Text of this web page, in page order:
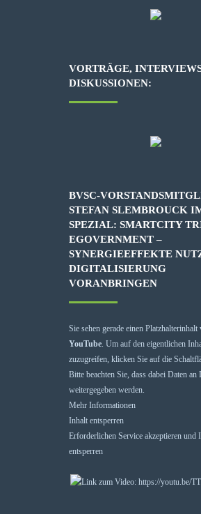
VORTRÄGE,
DISKUSSIONEN:
BVSC-
STEFAN SLEMBROUCK
SPEZIAL: SMARTCITY
EGOVERNMENT –
SYNERGIEEFFEKTE
DIGITALISIERUNG
VORANBRINGEN
Sie sehen gerade einen Platzhalterinhalt
YouTube. Um auf den eigentlichen
zuzugreifen, klicken Sie auf die
Bitte beachten Sie, dass dabei Daten an
weitergegeben werden.
Mehr Informationen
Inhalt entsperren
Erforderlichen Service akzeptieren und
entsperren